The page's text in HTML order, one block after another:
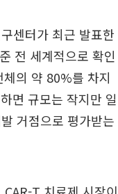
센터가 최근 발표한
전 세계적으로 확인
의 약 80%를 차지
면 규모는 작지만 일
거점으로 평가받는